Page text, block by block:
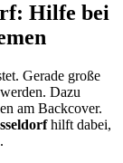
Hilfe bei
Gerade große
Dazu
am Backcover.
hilft dabei,